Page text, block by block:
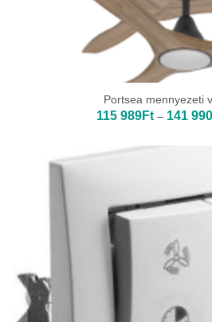
Portsea mennyezeti
115 989Ft – 141 990